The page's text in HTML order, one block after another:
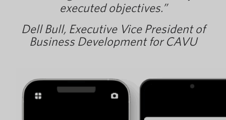
executed objectives.”
Dell Bull, Executive Vice President of
Business Development for CAVU